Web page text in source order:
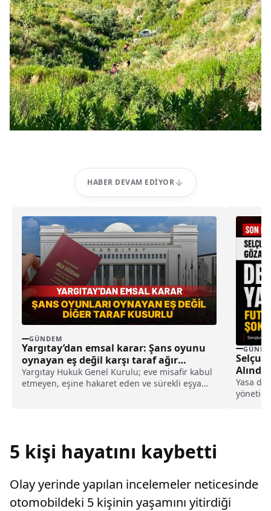
HABER DEVAM EDIYOR
GÜNDEM
Yargıtay’dan emsal karar: Şans oyunu
oynayan eş değil karşı taraf ağır
kusurlu sayıldı
Yargıtay Hukuk Genel Kurulu; eve misafir kabul
etmeyen, eşine hakaret eden ve sürekli eşya
Alındı!
Yasa
5 kişi hayatını kaybetti
Olay yerinde yapılan incelemeler neticesinde
otomobildeki 5 kişinin yaşamını yitirdiği